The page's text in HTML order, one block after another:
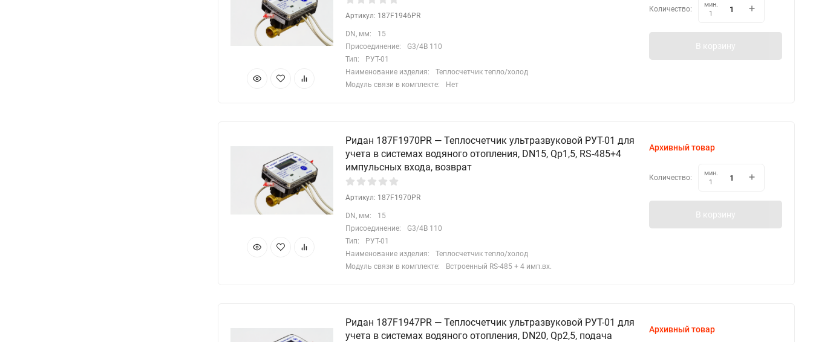
Артикул: 187F1946PR
DN, мм:
15
Присоединение:
G3/4B 110
Тип:
РУТ-01
Наименование изделия:
Теплосчетчик тепло/холод
Модуль связи в комплекте:
Нет
Количество:
мин.
1
В корзину
Ридан 187F1970PR — Теплосчетчик ультразвуковой РУТ-01 для
учета в системах водяного отопления, DN15, Qp1,5, RS-485+4
импульсных входа, возврат
Артикул: 187F1970PR
DN, мм:
15
Присоединение:
G3/4B 110
Тип:
РУТ-01
Наименование изделия:
Теплосчетчик тепло/холод
Модуль связи в комплекте:
Встроенный RS-485 + 4 имп.вх.
Архивный товар
Количество:
мин.
1
В корзину
Ридан 187F1947PR — Теплосчетчик ультразвуковой РУТ-01 для
учета в системах водяного отопления, DN20, Qp2,5, подача
Архивный товар